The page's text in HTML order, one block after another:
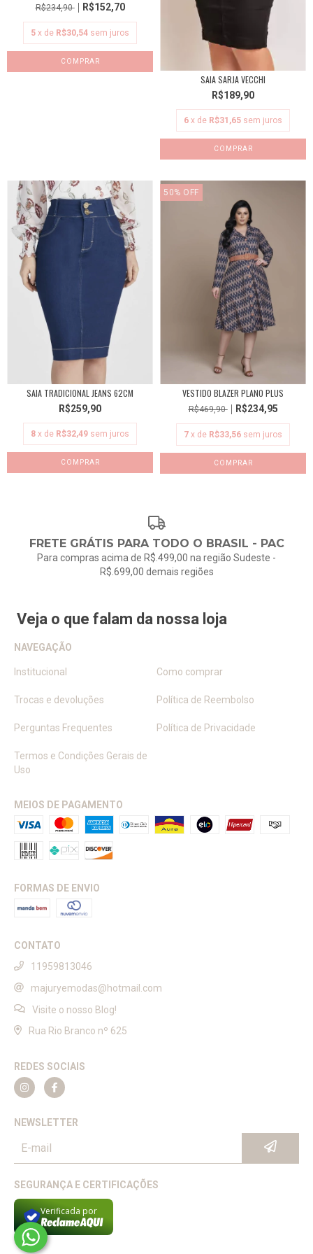
R$234,90 R$152,70
5 x de R$30,54 sem juros
COMPRAR
SAIA SARJA VECCHI
R$189,90
6 x de R$31,65 sem juros
COMPRAR
SAIA TRADICIONAL JEANS 62CM
R$259,90
8 x de R$32,49 sem juros
COMPRAR
50% OFF
VESTIDO BLAZER PLANO PLUS
R$469,90 R$234,95
7 x de R$33,56 sem juros
COMPRAR
FRETE GRÁTIS PARA TODO O BRASIL - PAC
Para compras acima de R$.499,00 na região Sudeste -
R$.699,00 demais regiões
Veja o que falam da nossa loja
NAVEGAÇÃO
Institucional Como comprar
Trocas e devoluções Política de Reembolso
Perguntas Frequentes Política de Privacidade
Termos e Condições Gerais de
Uso
MEIOS DE PAGAMENTO
FORMAS DE ENVIO
CONTATO
11959813046
majuryemodas@hotmail.com
Visite o nosso Blog!
Rua Rio Branco nº 625
REDES SOCIAIS
NEWSLETTER
SEGURANÇA E CERTIFICAÇÕES
Verificada por